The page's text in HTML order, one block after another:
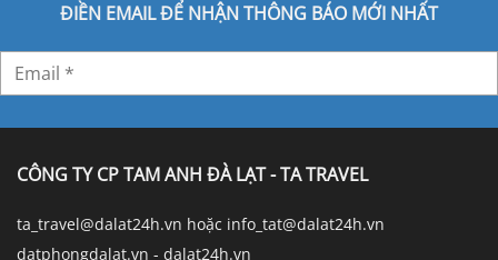
ĐIỀN EMAIL ĐỂ NHẬN THÔNG BÁO MỚI NHẤT
CÔNG TY CP TAM ANH ĐÀ LẠT - TA TRAVEL
ta_travel@dalat24h.vn hoặc info_tat@dalat24h.vn
datphongdalat.vn - dalat24h.vn